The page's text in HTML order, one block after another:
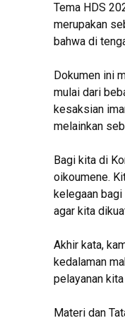
Tema HDS
merupakan
bahwa di
Dokumen ini
mulai dari
kesaksian
melainkan
Bagi kita di
oikoumene.
kelegaan
agar kita
Akhir kata,
kedalaman
pelayanan
Materi dan